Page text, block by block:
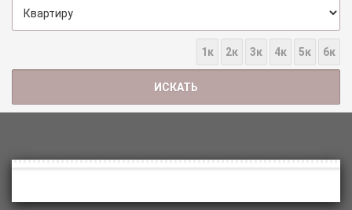
1к 2к 3к 4к 5к 6к